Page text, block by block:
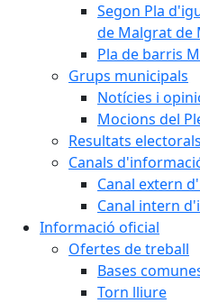
Segon Pla
de Malgrat de
Pla de barris
Grups municipals
Notícies i
Mocions del
Resultats electorals
Canals
Canal extern
Canal intern
Informació oficial
Ofertes de treball
Bases
Torn lliure